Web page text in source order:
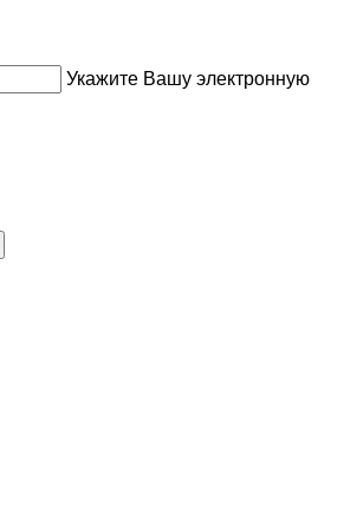
Укажите Вашу электронную